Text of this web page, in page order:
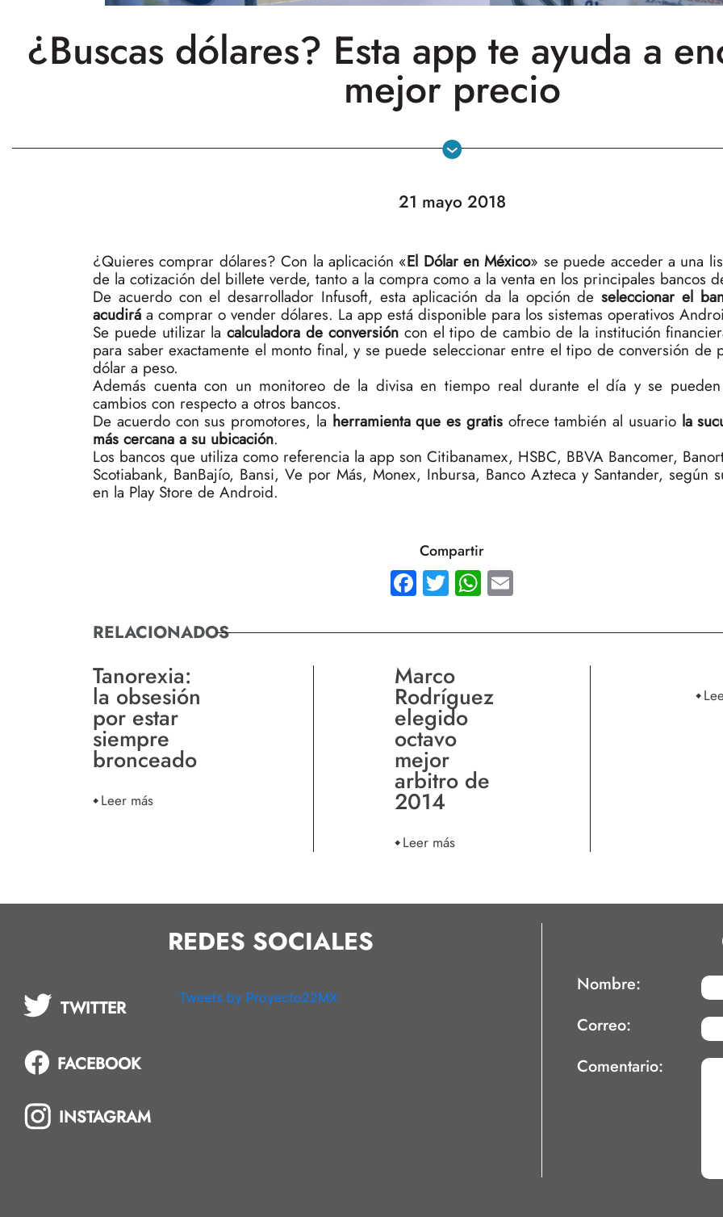
¿Buscas dólares? Esta app te ayuda a
mejor precio
21 mayo 2018
¿Quieres comprar dólares? Con la aplicación «El Dólar en México» se puede acceder a una
de la cotización del billete verde, tanto a la compra como a la venta en los principales bancos
De acuerdo con el desarrollador Infusoft, esta aplicación da la opción deseleccionar el
acudirá a comprar o vender dólares. La app está disponible para los sistemas operativos
Se puede utilizar lacalculadora de conversión con el tipo de cambio de la institución
para saber exactamente el monto final, y se puede seleccionar entre el tipo de conversión de
dólar a peso.
Además cuenta con un monitoreo de la divisa en tiempo real durante el día y se
cambios con respecto a otros bancos.
De acuerdo con sus promotores, la herramienta que es gratis ofrece también al usuario la
más cercana a su ubicación.
Los bancos que utiliza como referencia la app son Citibanamex, HSBC, BBVA Bancomer,
Scotiabank, BanBajío, Bansi, Ve por Más, Monex, Inbursa, Banco Azteca y Santander, según
en la Play Store de Android.
Compartir
Facebook
TwitterWhatsApp
RELACIONADOS
Tanorexia:
la obsesión
por estar
siempre
bronceado
Leer más
Marco
Rodríguez
elegido
octavo
mejor
arbitro de
2014
Leer más
REDES SOCIALES
TWITTER
FACEBOOK
INSTAGRAM
Tweets by Proyecto22MX
Nombre:
Correo:
Comentario: